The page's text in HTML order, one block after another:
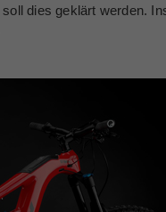
dies geklärt werden.